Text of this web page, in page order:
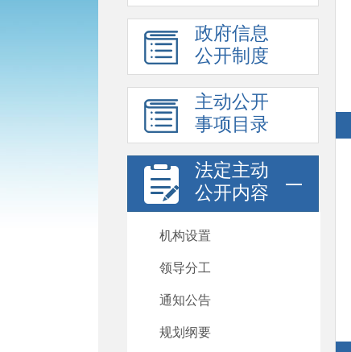
政府信息
公开制度
主动公开
事项目录
法定主动
公开内容
机构设置
领导分工
通知公告
规划纲要